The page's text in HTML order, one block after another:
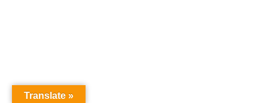
Translate »